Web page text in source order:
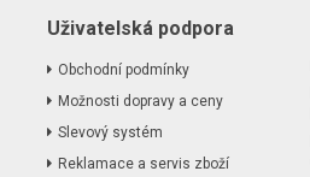
Uživatelská podpora
Obchodní podmínky
Možnosti dopravy a ceny
Slevový systém
Reklamace a servis zboží